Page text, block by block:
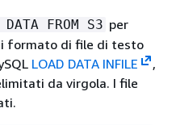
DATA FROM S3 per
formato di file di testo
LOAD DATA INFILE
,
da virgola. I file